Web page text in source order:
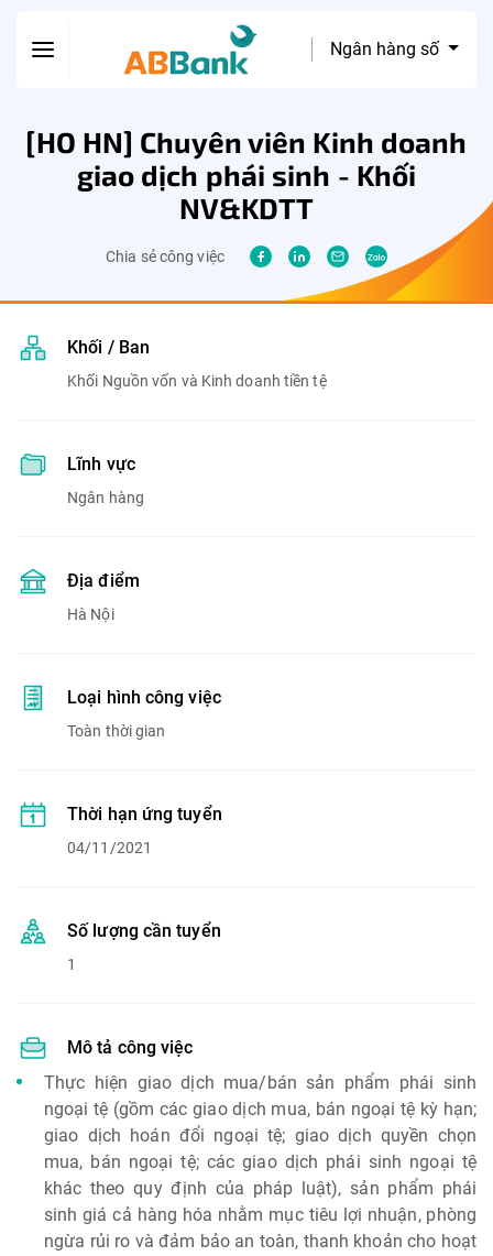
Ngân hàng số
[HO HN] Chuyên viên Kinh doanh
giao dịch phái sinh - Khối
NV&KDTT
Chia sẻ công việc
Khối / Ban
Khối Nguồn vốn và Kinh doanh tiền tệ
Lĩnh vực
Ngân hàng
Địa điểm
Hà Nội
Loại hình công việc
Toàn thời gian
Thời hạn ứng tuyển
04/11/2021
Số lượng cần tuyển
1
Mô tả công việc
Thực hiện giao dịch mua/bán sản phẩm phái sinh
ngoại tệ (gồm các giao dịch mua, bán ngoại tệ kỳ hạn;
giao dịch hoán đổi ngoại tệ; giao dịch quyền chọn
mua, bán ngoại tệ; các giao dịch phái sinh ngoại tệ
khác theo quy định của pháp luật), sản phẩm phái
sinh giá cả hàng hóa nhằm mục tiêu lợi nhuận, phòng
ngừa rủi ro và đảm bảo an toàn, thanh khoản cho hoạt